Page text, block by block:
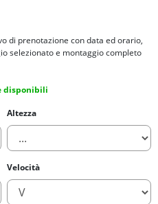
di prenotazione con data ed orario,
selezionato e montaggio completo
disponibili
Altezza
Velocità